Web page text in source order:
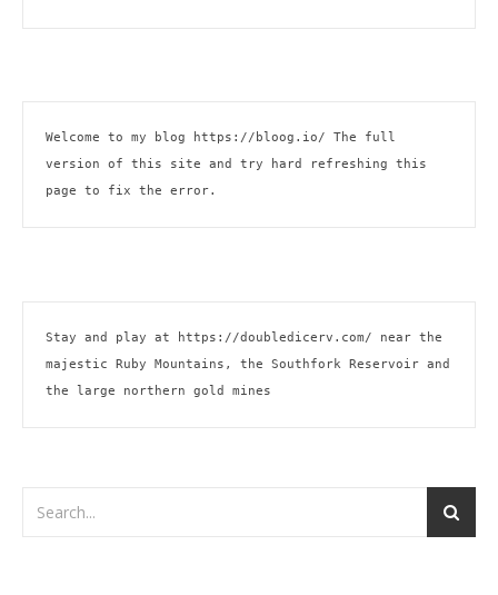
Welcome to my blog https://bloog.io/ The full
version of this site and try hard refreshing this
page to fix the error.
Stay and play at https://doubledicerv.com/ near the
majestic Ruby Mountains, the Southfork Reservoir and
the large northern gold mines